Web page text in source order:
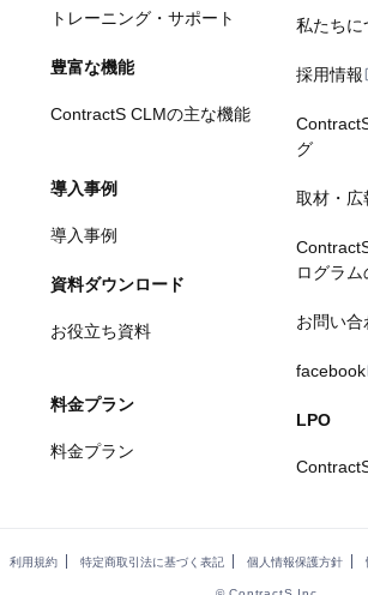
トレーニング・サポート
豊富な機能
ContractS CLMの主な機能
導入事例
導入事例
資料ダウンロード
お役立ち資料
料金プラン
料金プラン
私たちに
採用情報
グ
取材・広
ログラ
お問い合
facebook
LPO
利用規約 特定商取引法に基づく表記 個人情報保護方針